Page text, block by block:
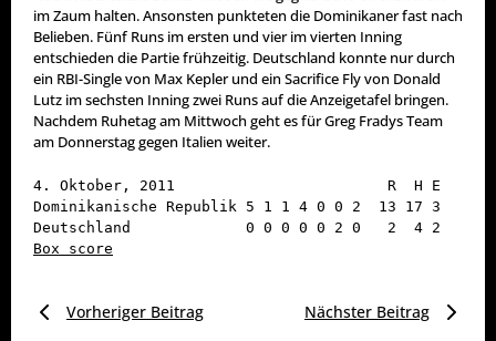
im Zaum halten. Ansonsten punkteten die Dominikaner fast nach
Belieben. Fünf Runs im ersten und vier im vierten Inning
entschieden die Partie frühzeitig. Deutschland konnte nur durch
ein RBI-Single von Max Kepler und ein Sacrifice Fly von Donald
Lutz im sechsten Inning zwei Runs auf die Anzeigetafel bringen.
Nachdem Ruhetag am Mittwoch geht es für Greg Fradys Team
am Donnerstag gegen Italien weiter.
4. Oktober, 2011                        R  H E
Dominikanische Republik 5 1 1 4 0 0 2  13 17 3
Box score
Vorheriger Beitrag Nächster Beitrag